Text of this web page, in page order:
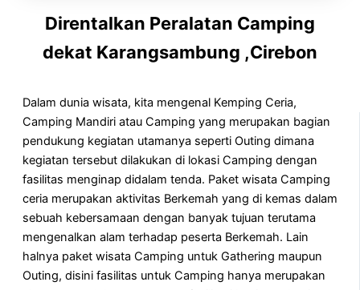
Direntalkan Peralatan Camping
dekat Karangsambung ,Cirebon
Dalam dunia wisata, kita mengenal Kemping Ceria,
Camping Mandiri atau Camping yang merupakan bagian
pendukung kegiatan utamanya seperti Outing dimana
kegiatan tersebut dilakukan di lokasi Camping dengan
fasilitas menginap didalam tenda. Paket wisata Camping
ceria merupakan aktivitas Berkemah yang di kemas dalam
sebuah kebersamaan dengan banyak tujuan terutama
mengenalkan alam terhadap peserta Berkemah. Lain
halnya paket wisata Camping untuk Gathering maupun
Outing, disini fasilitas untuk Camping hanya merupakan